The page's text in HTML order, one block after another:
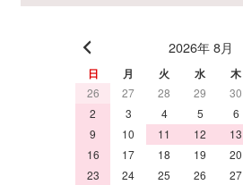
2026年 8月
日 月 火 水 木
26 27 28 29 30
2
3 4 5 6
9 10 11 12 13
16
17 18 19 20
23
24 25 26 27